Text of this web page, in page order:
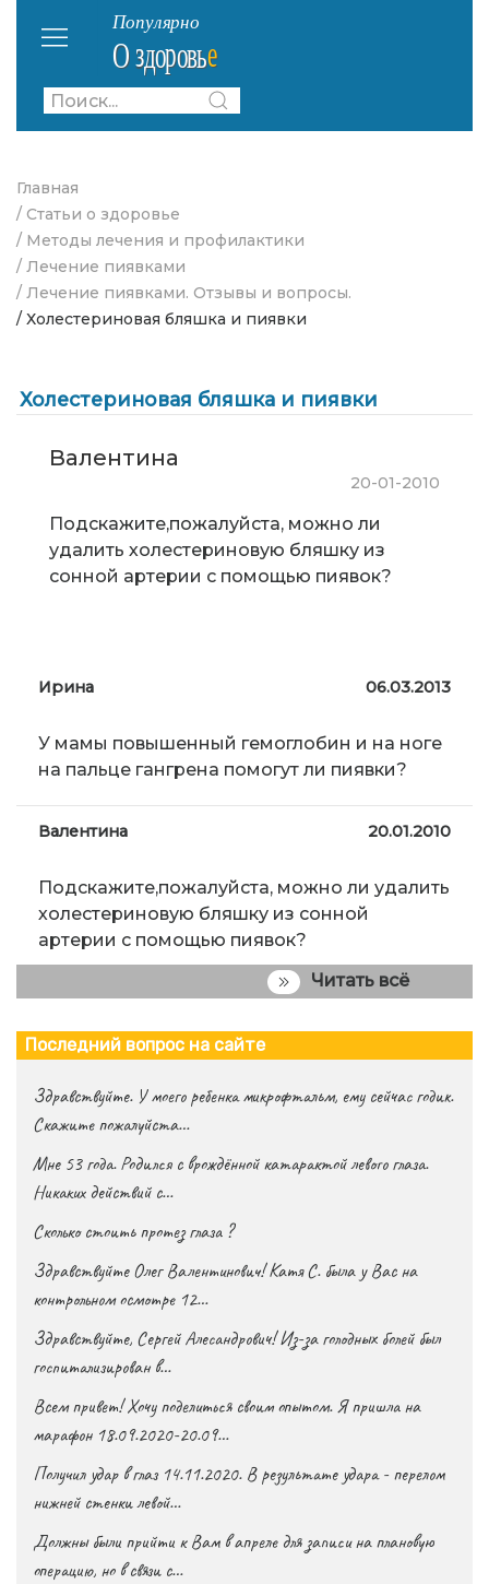
Главная
/ Статьи о здоровье
/ Методы лечения и профилактики
/ Лечение пиявками
/ Лечение пиявками. Отзывы и вопросы.
/ Холестериновая бляшка и пиявки
Холестериновая бляшка и пиявки
Валентина
20-01-2010
Подскажите,пожалуйста, можно ли
удалить холестериновую бляшку из
сонной артерии с помощью пиявок?
Ирина 06.03.2013
У мамы повышенный гемоглобин и на ноге
на пальце гангрена помогут ли пиявки?
Валентина 20.01.2010
Подскажите,пожалуйста, можно ли удалить
холестериновую бляшку из сонной
артерии с помощью пиявок?
Читать всё
Последний вопрос на сайте
Здравствуйте. У моего ребенка микрофтальм, ему сейчас годик.
Скажите пожалуйста…
Мне 53 года. Родился с врождённой катарактой левого глаза.
Никаких действий с…
Сколько стоить протез глаза ?
Здравствуйте Олег Валентинович! Катя С. была у Вас на
контрольном осмотре 12…
Здравствуйте, Сергей Алесандрович! Из-за голодных болей был
госпитализирован в…
Всем привет! Хочу поделиться своим опытом. Я пришла на
марафон 18.09.2020-20.09…
Получил удар в глаз 14.11.2020. В результате удара - перелом
нижней стенки левой…
Должны были прийти к Вам в апреле для записи на плановую
операцию, но в связи с…